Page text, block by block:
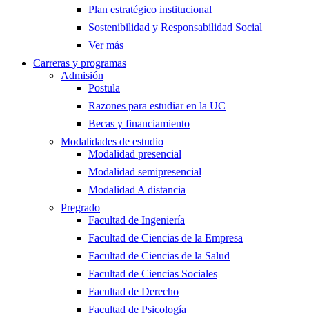
Plan estratégico institucional
Sostenibilidad y Responsabilidad Social
Ver más
Carreras y programas
Admisión
Postula
Razones para estudiar en la UC
Becas y financiamiento
Modalidades de estudio
Modalidad presencial
Modalidad semipresencial
Modalidad A distancia
Pregrado
Facultad de Ingeniería
Facultad de Ciencias de la Empresa
Facultad de Ciencias de la Salud
Facultad de Ciencias Sociales
Facultad de Derecho
Facultad de Psicología